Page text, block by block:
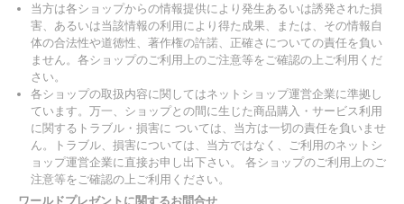
当方は各ショップからの情報提供により発生あるいは誘発された損
害、あるいは当該情報の利用により得た成果、または、その情報自
体の合法性や道徳性、著作権の許諾、正確さについての責任を負い
ません。各ショップのご利用上のご注意等をご確認の上ご利用くだ
さい。
各ショップの取扱内容に関してはネットショップ運営企業に準拠し
ています。万一、ショップとの間に生じた商品購入・サービス利用
に関するトラブル・損害に ついては、当方は一切の責任を負いませ
ん。トラブル、損害については、当方ではなく、ご利用のネットシ
ョップ運営企業に直接お申し出下さい。 各ショップのご利用上のご
注意等をご確認の上ご利用ください。
ワールドプレゼントに関するお問合せ